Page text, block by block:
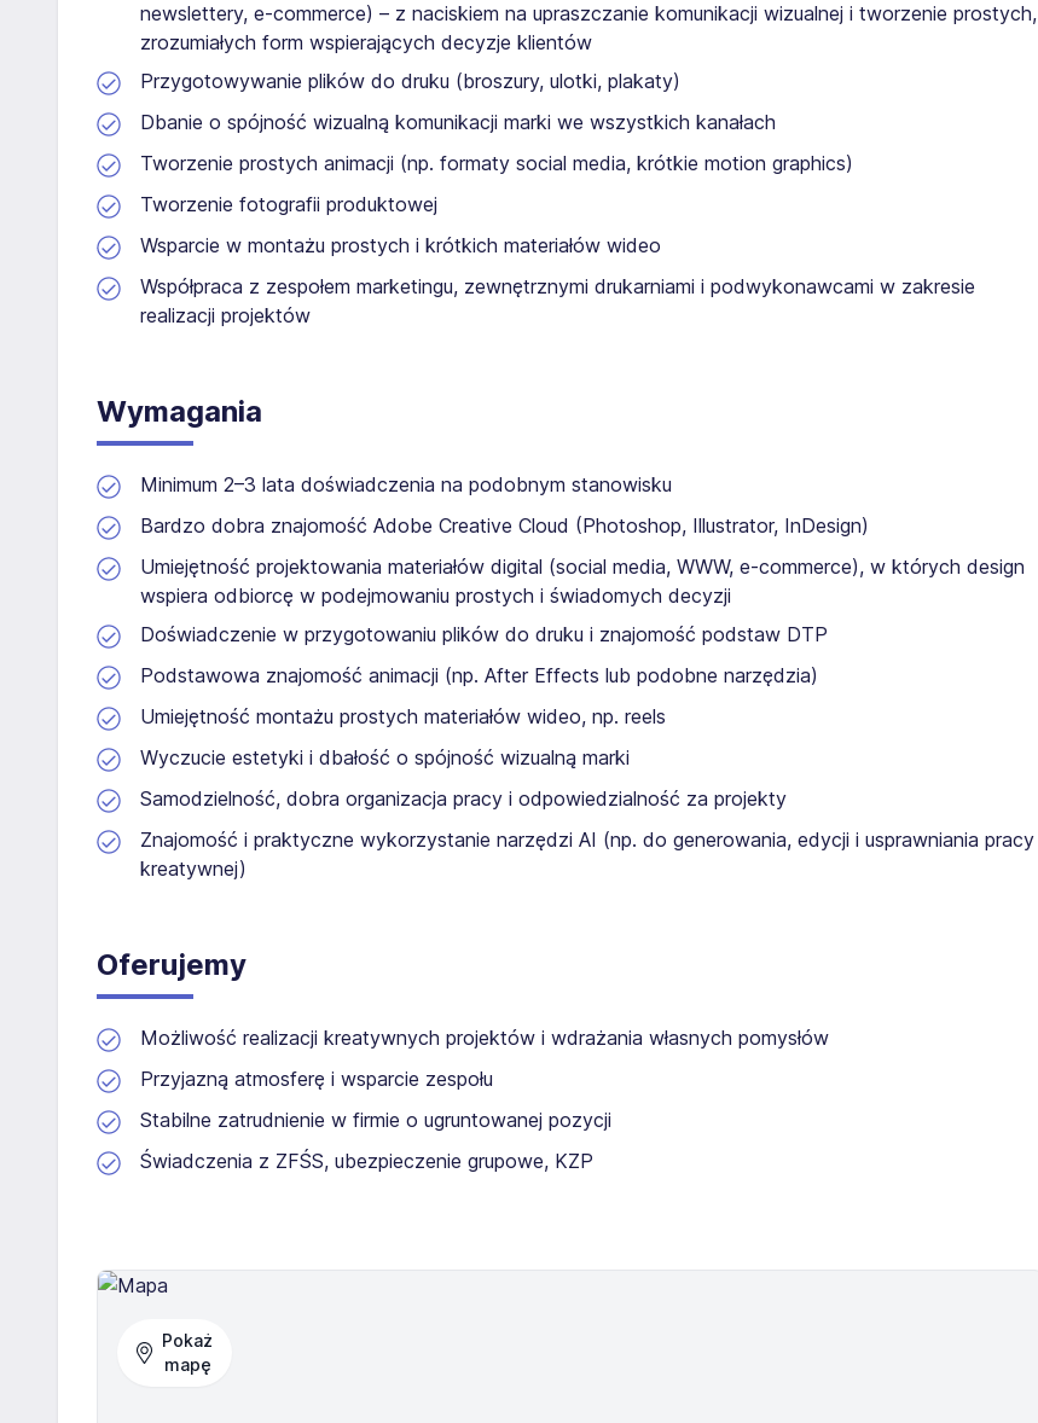
newslettery, e-commerce) – z naciskiem na upraszczanie komunikacji wizualnej i tworzenie prostych,
zrozumiałych form wspierających decyzje klientów
Przygotowywanie plików do druku (broszury, ulotki, plakaty)
Dbanie o spójność wizualną komunikacji marki we wszystkich kanałach
Tworzenie prostych animacji (np. formaty social media, krótkie motion graphics)
Tworzenie fotografii produktowej
Wsparcie w montażu prostych i krótkich materiałów wideo
Współpraca z zespołem marketingu, zewnętrznymi drukarniami i podwykonawcami w zakresie
realizacji projektów
Wymagania
Minimum 2–3 lata doświadczenia na podobnym stanowisku
Bardzo dobra znajomość Adobe Creative Cloud (Photoshop, Illustrator, InDesign)
Umiejętność projektowania materiałów digital (social media, WWW, e-commerce), w których design
wspiera odbiorcę w podejmowaniu prostych i świadomych decyzji
Doświadczenie w przygotowaniu plików do druku i znajomość podstaw DTP
Podstawowa znajomość animacji (np. After Effects lub podobne narzędzia)
Umiejętność montażu prostych materiałów wideo, np. reels
Wyczucie estetyki i dbałość o spójność wizualną marki
Samodzielność, dobra organizacja pracy i odpowiedzialność za projekty
Znajomość i praktyczne wykorzystanie narzędzi AI (np. do generowania, edycji i usprawniania pracy
kreatywnej)
Oferujemy
Możliwość realizacji kreatywnych projektów i wdrażania własnych pomysłów
Przyjazną atmosferę i wsparcie zespołu
Stabilne zatrudnienie w firmie o ugruntowanej pozycji
Świadczenia z ZFŚS, ubezpieczenie grupowe, KZP
Pokaż
mapę